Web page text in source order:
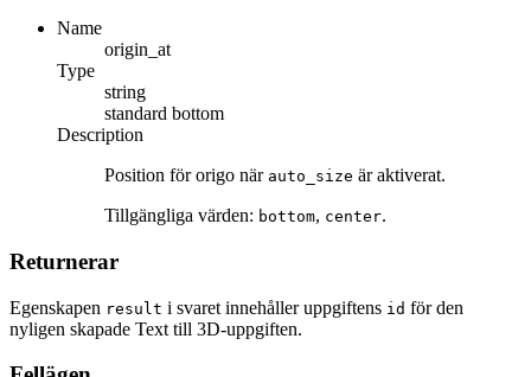
Name
origin_at
Type
string
standard bottom
Description
Position för origo när auto_size är aktiverat.
Tillgängliga värden: bottom, center.
Returnerar
Egenskapen result i svaret innehåller uppgiftens id för den
nyligen skapade Text till 3D-uppgiften.